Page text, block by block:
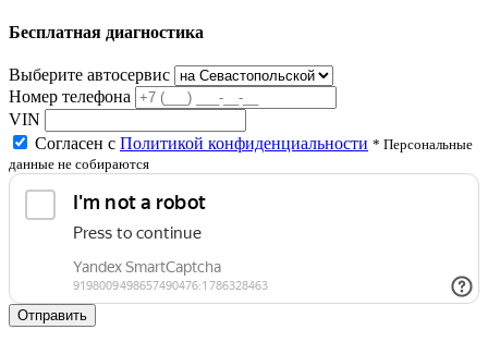
Бесплатная диагностика
Выберите автосервис
Номер телефона
VIN
Согласен с Политикой конфиденциальности * Персональные
данные не собираются
Отправить